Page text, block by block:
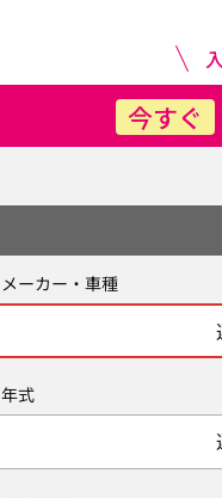
今すぐ
メーカー・車種
年式